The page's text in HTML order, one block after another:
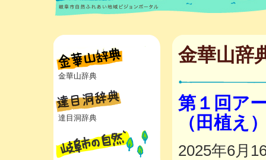
金華山辞典
達目洞辞典
金華山辞
第１回ア
（田植え
2025年6月